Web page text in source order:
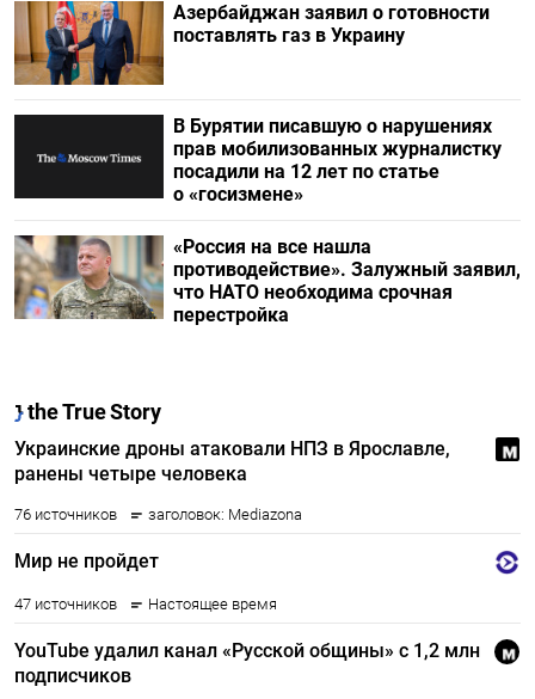
Азербайджан заявил о готовности
поставлять газ в Украину
В Бурятии писавшую о нарушениях
прав мобилизованных журналистку
посадили на 12 лет по статье
о «госизмене»
«Россия на все нашла
противодействие». Залужный заявил,
что НАТО необходима срочная
перестройка